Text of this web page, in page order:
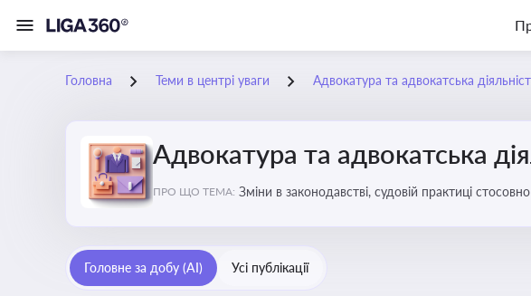
Головна Теми в центрі уваги Адвокатура та адвокатська
Адвокатура та адвокатська
ПРО ЩО ТЕМА: Зміни в законодавстві, судовій практиці
Головне за добу (AI) Усі публікації